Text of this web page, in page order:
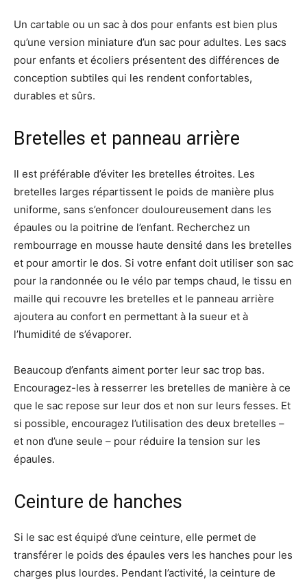
Un cartable ou un sac à dos pour enfants est bien plus
qu’une version miniature d’un sac pour adultes. Les sacs
pour enfants et écoliers présentent des différences de
conception subtiles qui les rendent confortables,
durables et sûrs.
Bretelles et panneau arrière
Il est préférable d’éviter les bretelles étroites. Les
bretelles larges répartissent le poids de manière plus
uniforme, sans s’enfoncer douloureusement dans les
épaules ou la poitrine de l’enfant. Recherchez un
rembourrage en mousse haute densité dans les bretelles
et pour amortir le dos. Si votre enfant doit utiliser son sac
pour la randonnée ou le vélo par temps chaud, le tissu en
maille qui recouvre les bretelles et le panneau arrière
ajoutera au confort en permettant à la sueur et à
l’humidité de s’évaporer.
Beaucoup d’enfants aiment porter leur sac trop bas.
Encouragez-les à resserrer les bretelles de manière à ce
que le sac repose sur leur dos et non sur leurs fesses. Et
si possible, encouragez l’utilisation des deux bretelles –
et non d’une seule – pour réduire la tension sur les
épaules.
Ceinture de hanches
Si le sac est équipé d’une ceinture, elle permet de
transférer le poids des épaules vers les hanches pour les
charges plus lourdes. Pendant l’activité, la ceinture de